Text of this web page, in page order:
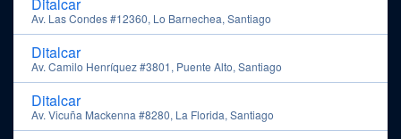
Av. Las Condes #12360, Lo Barnechea, Santiago
Ditalcar
Av. Camilo Henríquez #3801, Puente Alto, Santiago
Ditalcar
Av. Vicuña Mackenna #8280, La Florida, Santiago